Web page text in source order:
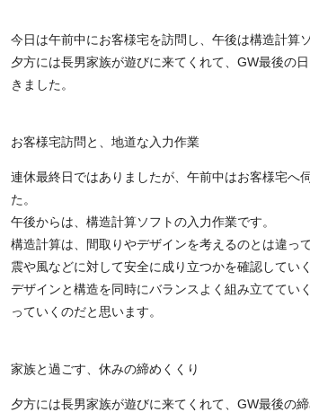
今日は午前中にお客様宅を訪問し、午後は構造計算
夕方には長男家族が遊びに来てくれて、GW最後の
きました。
お客様宅訪問と、地道な入力作業
連休最終日ではありましたが、午前中はお客様宅へ
た。
午後からは、構造計算ソフトの入力作業です。
構造計算は、間取りやデザインを考えるのとは違っ
震や風などに対して安全に成り立つかを確認してい
デザインと構造を同時にバランスよく組み立ててい
っていくのだと思います。
家族と過ごす、休みの締めくくり
夕方には長男家族が遊びに来てくれて、GW最後の